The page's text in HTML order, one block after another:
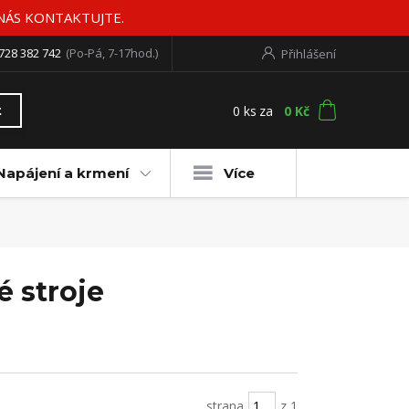
KONTAKTUJTE.
Přihlášení
382 742 (Po-Pá, 7-17hod.)
0 ks za 0 Kč
a krmení Více
stroje